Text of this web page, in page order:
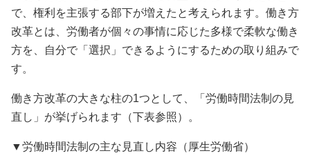
で、権利を主張する部下が増えたと考えられます。働き方
改革とは、労働者が個々の事情に応じた多様で柔軟な働き
方を、自分で「選択」できるようにするための取り組みで
す。
働き方改革の大きな柱の1つとして、「労働時間法制の見
直し」が挙げられます（下表参照）。
▼労働時間法制の主な見直し内容（厚生労働省）